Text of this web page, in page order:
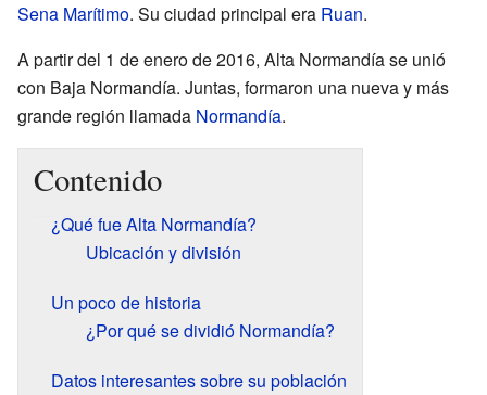
Sena Marítimo. Su ciudad principal era Ruan.
A partir del 1 de enero de 2016, Alta Normandía se unió
con Baja Normandía. Juntas, formaron una nueva y más
grande región llamada Normandía.
Contenido
¿Qué fue Alta Normandía?
Ubicación y división
Un poco de historia
¿Por qué se dividió Normandía?
Datos interesantes sobre su población